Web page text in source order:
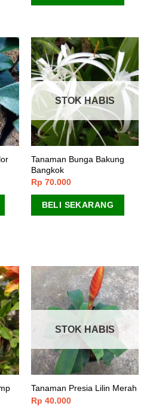
STOK HABIS
Tanaman Bunga Bakung
Bangkok
Rp 70.000
BELI SEKARANG
STOK HABIS
Tanaman Presia Lilin Merah
Rp 40.000